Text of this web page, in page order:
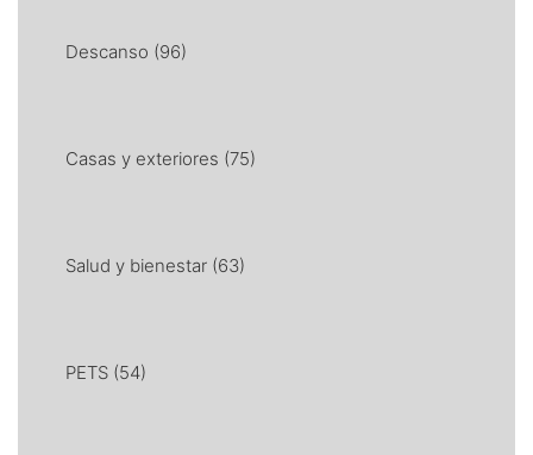
Descanso (96)
Casas y exteriores (75)
Salud y bienestar (63)
PETS (54)